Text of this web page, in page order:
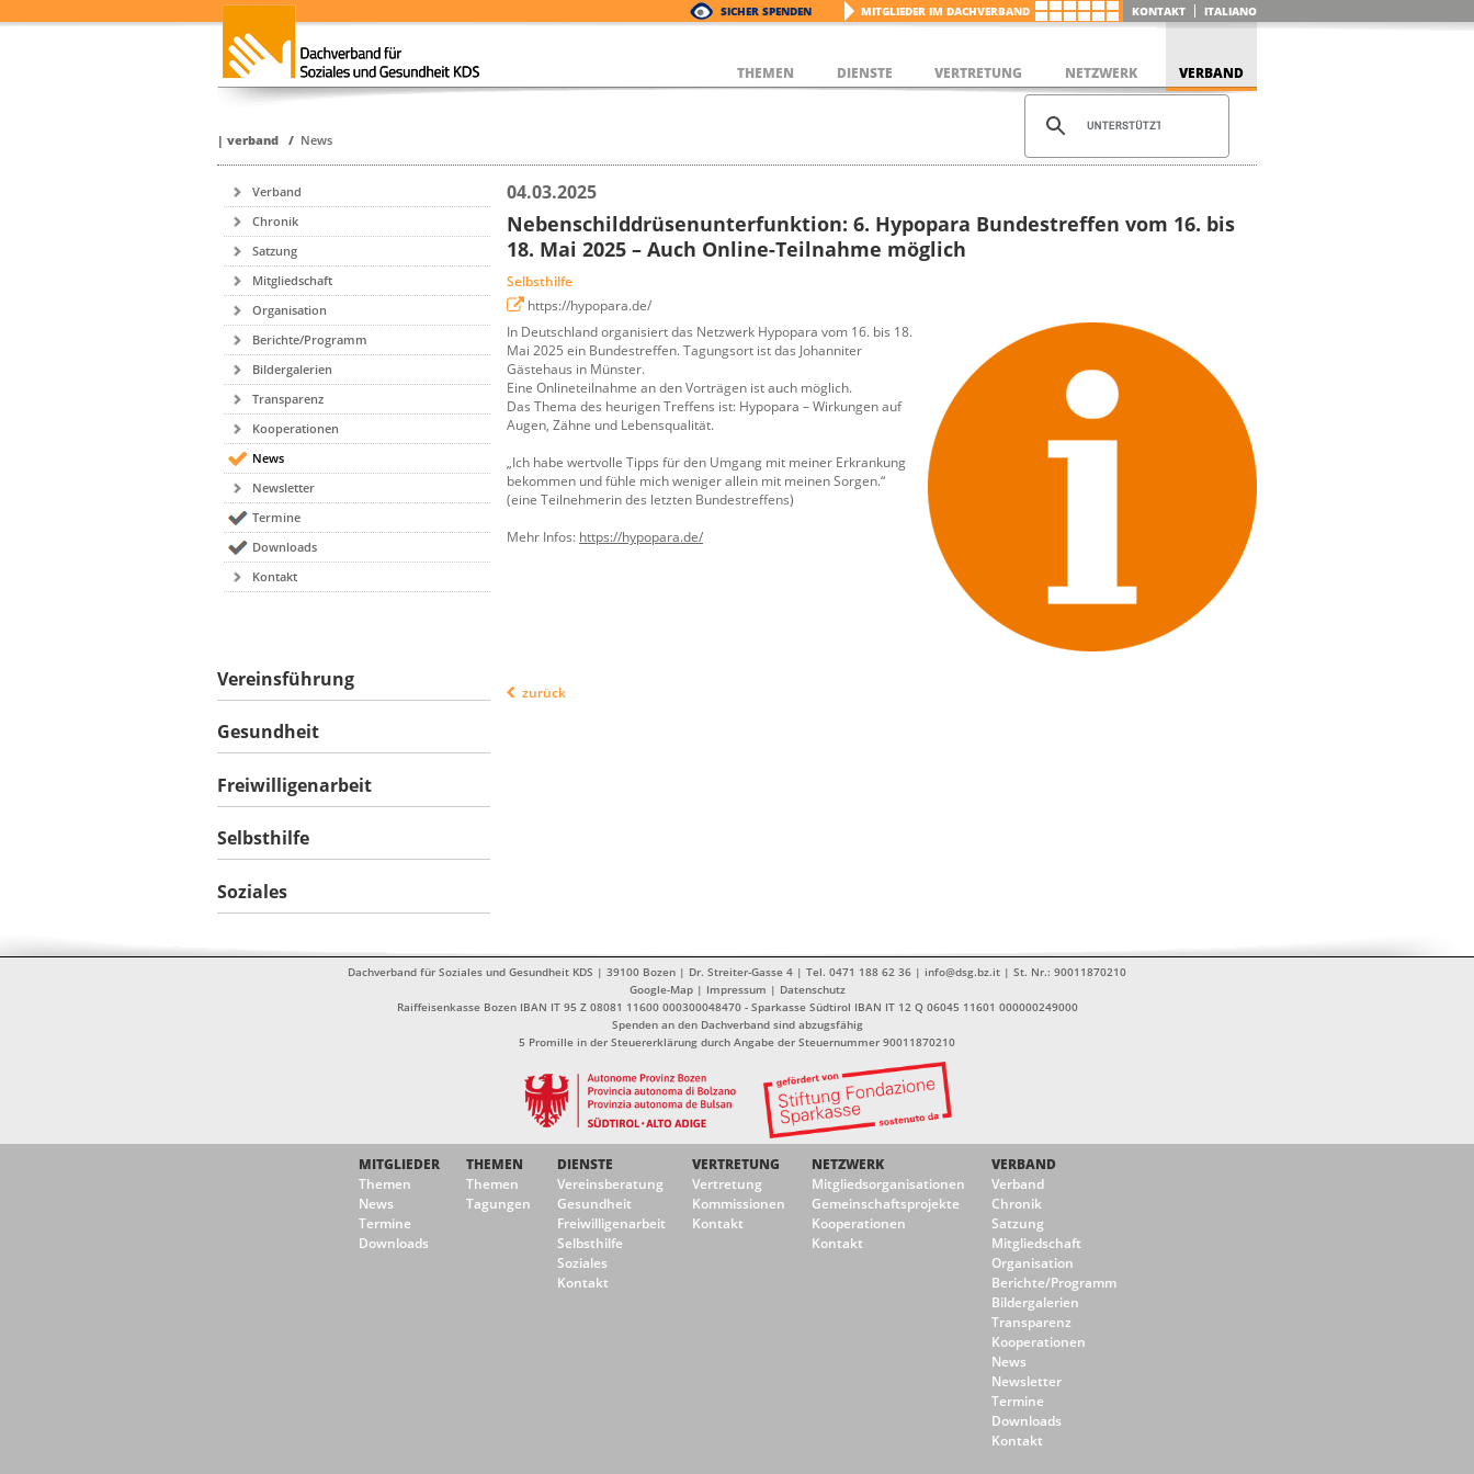
SICHER SPENDEN MITGLIEDER IM DACHVERBAND KONTAKT ITALIANO
THEMEN DIENSTE VERTRETUNG NETZWERK VERBAND
| verband / News
Verband
Chronik
Satzung
Mitgliedschaft
Organisation
Berichte/Programm
Bildergalerien
Transparenz
Kooperationen
News
Newsletter
Termine
Downloads
Kontakt
Vereinsführung
Gesundheit
Freiwilligenarbeit
Selbsthilfe
Soziales
04.03.2025
Nebenschilddrüsenunterfunktion: 6. Hypopara Bundestreffen vom 16. bis
18. Mai 2025 – Auch Online-Teilnahme möglich
Selbsthilfe
https://hypopara.de/
In Deutschland organisiert das Netzwerk Hypopara vom 16. bis 18.
Mai 2025 ein Bundestreffen. Tagungsort ist das Johanniter
Gästehaus in Münster.
Eine Onlineteilnahme an den Vorträgen ist auch möglich.
Das Thema des heurigen Treffens ist: Hypopara – Wirkungen auf
Augen, Zähne und Lebensqualität.
„Ich habe wertvolle Tipps für den Umgang mit meiner Erkrankung
bekommen und fühle mich weniger allein mit meinen Sorgen.“
(eine Teilnehmerin des letzten Bundestreffens)
Mehr Infos: https://hypopara.de/
zurück
Dachverband für Soziales und Gesundheit KDS | 39100 Bozen | Dr. Streiter-Gasse 4 | Tel. 0471 188 62 36 | info@dsg.bz.it | St. Nr.: 90011870210
Google-Map | Impressum | Datenschutz
Raiffeisenkasse Bozen IBAN IT 95 Z 08081 11600 000300048470 - Sparkasse Südtirol IBAN IT 12 Q 06045 11601 000000249000
Spenden an den Dachverband sind abzugsfähig
5 Promille in der Steuererklärung durch Angabe der Steuernummer 90011870210
MITGLIEDER
Themen
News
Termine
Downloads
THEMEN
Themen
Tagungen
DIENSTE
Vereinsberatung
Gesundheit
Freiwilligenarbeit
Selbsthilfe
Soziales
Kontakt
VERTRETUNG
Vertretung
Kommissionen
Kontakt
NETZWERK
Mitgliedsorganisationen
Gemeinschaftsprojekte
Kooperationen
Kontakt
VERBAND
Verband
Chronik
Satzung
Mitgliedschaft
Organisation
Berichte/Programm
Bildergalerien
Transparenz
Kooperationen
News
Newsletter
Termine
Downloads
Kontakt